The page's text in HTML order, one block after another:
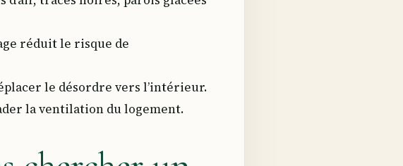
réduit le risque de
le désordre vers l’intérieur.
la ventilation du logement.